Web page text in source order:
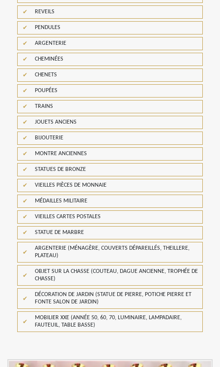
REVEILS
PENDULES
ARGENTERIE
CHEMINÉES
CHENETS
POUPÉES
TRAINS
JOUETS ANCIENS
BIJOUTERIE
MONTRE ANCIENNES
STATUES DE BRONZE
VIEILLES PIÈCES DE MONNAIE
MÉDAILLES MILITAIRE
VIEILLES CARTES POSTALES
STATUE DE MARBRE
ARGENTERIE (MÉNAGÈRE, COUVERTS DÉPAREILLÉS, THEILLERE,
PLATEAU)
OBJET SUR LA CHASSE (COUTEAU, DAGUE ANCIENNE, TROPHÉE DE
CHASSE)
DÉCORATION DE JARDIN (STATUE DE PIERRE, POTICHE PIERRE ET
FONTE SALON DE JARDIN)
MOBILIER XXE (ANNÉE 50, 60, 70, LUMINAIRE, LAMPADAIRE,
FAUTEUIL, TABLE BASSE)